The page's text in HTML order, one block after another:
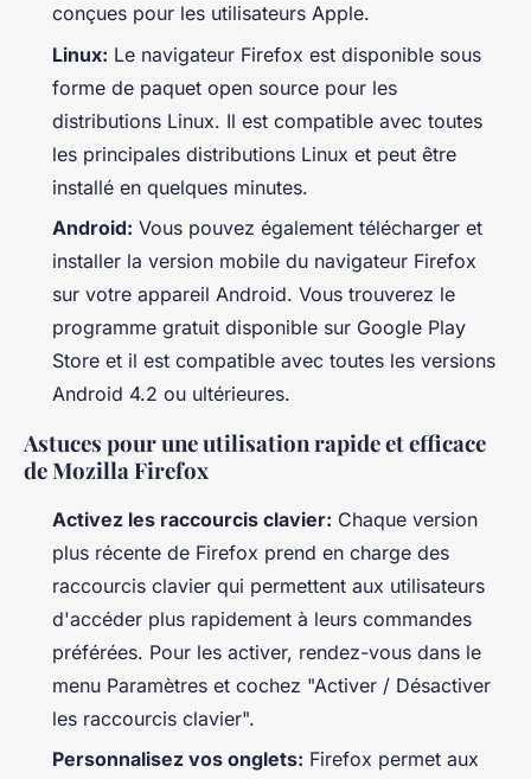
conçues pour les utilisateurs Apple.
Linux: Le navigateur Firefox est disponible sous
forme de paquet open source pour les
distributions Linux. Il est compatible avec toutes
les principales distributions Linux et peut être
installé en quelques minutes.
Android: Vous pouvez également télécharger et
installer la version mobile du navigateur Firefox
sur votre appareil Android. Vous trouverez le
programme gratuit disponible sur Google Play
Store et il est compatible avec toutes les versions
Android 4.2 ou ultérieures.
Astuces pour une utilisation rapide et efficace
de Mozilla Firefox
Activez les raccourcis clavier: Chaque version
plus récente de Firefox prend en charge des
raccourcis clavier qui permettent aux utilisateurs
d'accéder plus rapidement à leurs commandes
préférées. Pour les activer, rendez-vous dans le
menu Paramètres et cochez "Activer / Désactiver
les raccourcis clavier".
Personnalisez vos onglets: Firefox permet aux